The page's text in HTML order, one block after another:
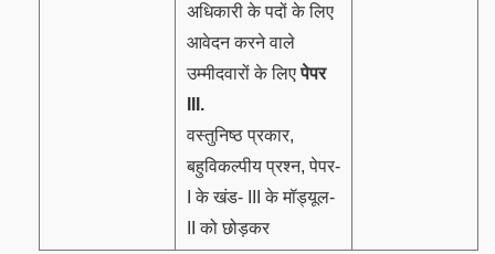
अधिकारी के पदों के लिए
आवेदन करने वाले
उम्मीदवारों के लिएपेपर
III.
वस्तुनिष्ठ प्रकार,
बहुविकल्पीय प्रश्न, पेपर-
I के खंड- III के मॉड्यूल-
II को छोड़कर